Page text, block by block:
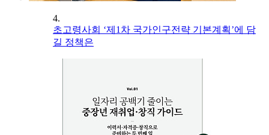
4.
초고령사회 ‘제1차 국가인구전략 기본계획’에 담
길 정책은